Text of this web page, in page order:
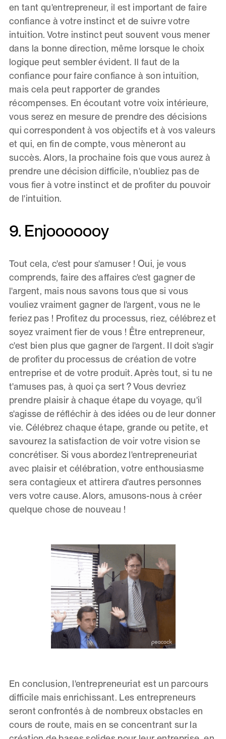
en tant qu'entrepreneur, il est important de faire
confiance à votre instinct et de suivre votre
intuition. Votre instinct peut souvent vous mener
dans la bonne direction, même lorsque le choix
logique peut sembler évident. Il faut de la
confiance pour faire confiance à son intuition,
mais cela peut rapporter de grandes
récompenses. En écoutant votre voix intérieure,
vous serez en mesure de prendre des décisions
qui correspondent à vos objectifs et à vos valeurs
et qui, en fin de compte, vous mèneront au
succès. Alors, la prochaine fois que vous aurez à
prendre une décision difficile, n'oubliez pas de
vous fier à votre instinct et de profiter du pouvoir
de l'intuition.
9. Enjooooooy
Tout cela, c'est pour s'amuser ! Oui, je vous
comprends, faire des affaires c'est gagner de
l'argent, mais nous savons tous que si vous
vouliez vraiment gagner de l'argent, vous ne le
feriez pas ! Profitez du processus, riez, célébrez et
soyez vraiment fier de vous ! Être entrepreneur,
c'est bien plus que gagner de l'argent. Il doit s'agir
de profiter du processus de création de votre
entreprise et de votre produit. Après tout, si tu ne
t'amuses pas, à quoi ça sert ? Vous devriez
prendre plaisir à chaque étape du voyage, qu'il
s'agisse de réfléchir à des idées ou de leur donner
vie. Célébrez chaque étape, grande ou petite, et
savourez la satisfaction de voir votre vision se
concrétiser. Si vous abordez l'entrepreneuriat
avec plaisir et célébration, votre enthousiasme
sera contagieux et attirera d'autres personnes
vers votre cause. Alors, amusons-nous à créer
quelque chose de nouveau !
En conclusion, l'entrepreneuriat est un parcours
difficile mais enrichissant. Les entrepreneurs
seront confrontés à de nombreux obstacles en
cours de route, mais en se concentrant sur la